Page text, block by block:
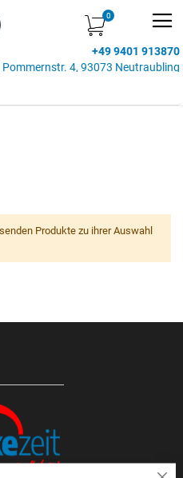
+49 9401 913870
Pommernstr. 4, 93073 Neutraubling
Produkte zu ihrer Auswahl